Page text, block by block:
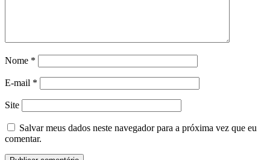
Nome *
E-mail *
Site
Salvar meus dados neste navegador para a próxima vez que eu
comentar.